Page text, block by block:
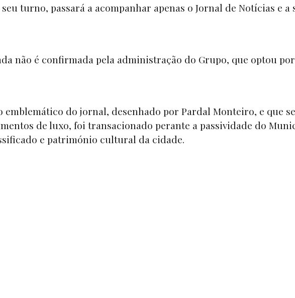
turno, passará a acompanhar apenas o Jornal de Notícias e a
não é confirmada pela administração do Grupo, que optou
emblemático do jornal, desenhado por Pardal Monteiro, e que
de luxo, foi transacionado perante a passividade do
e património cultural da cidade.